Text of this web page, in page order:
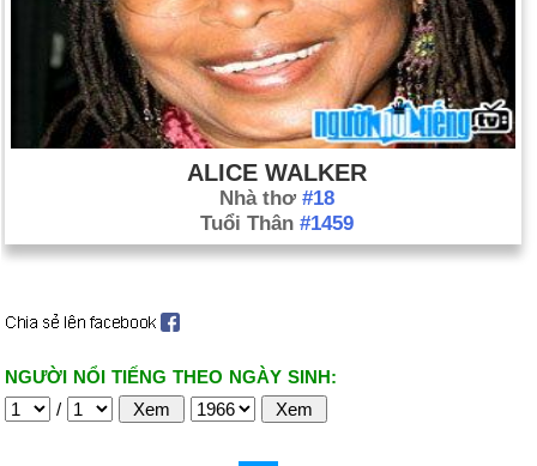
ALICE WALKER
Nhà thơ #18
Tuổi Thân #1459
NGƯỜI NỔI TIẾNG THEO NGÀY SINH:
/